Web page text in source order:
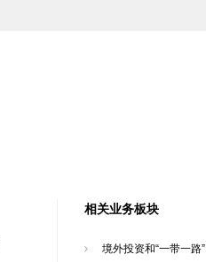
相关业务板块
境外投资和“一带一路”